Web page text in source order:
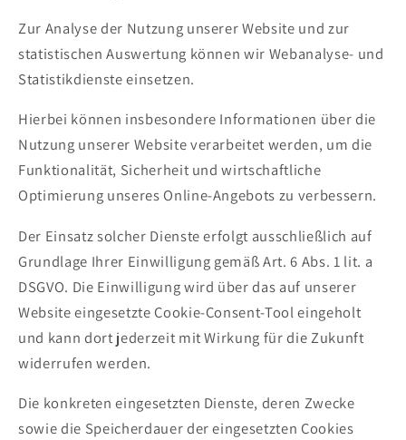
Zur Analyse der Nutzung unserer Website und zur
statistischen Auswertung können wir Webanalyse- und
Statistikdienste einsetzen.
Hierbei können insbesondere Informationen über die
Nutzung unserer Website verarbeitet werden, um die
Funktionalität, Sicherheit und wirtschaftliche
Optimierung unseres Online-Angebots zu verbessern.
Der Einsatz solcher Dienste erfolgt ausschließlich auf
Grundlage Ihrer Einwilligung gemäß Art. 6 Abs. 1 lit. a
DSGVO. Die Einwilligung wird über das auf unserer
Website eingesetzte Cookie-Consent-Tool eingeholt
und kann dort jederzeit mit Wirkung für die Zukunft
widerrufen werden.
Die konkreten eingesetzten Dienste, deren Zwecke
sowie die Speicherdauer der eingesetzten Cookies